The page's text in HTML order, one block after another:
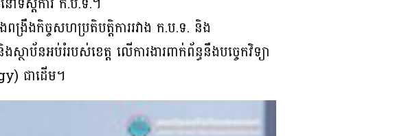
ង្រឹងកិច្ចសហប្រតិបត្តិការរវាង ក.ប.ទ. និង
ាប័នអប់រំរបស់ខេត្ត លើការងារពាក់ព័ន្ធនឹងបច្ចេកវិទ្យា
ជាដើម។